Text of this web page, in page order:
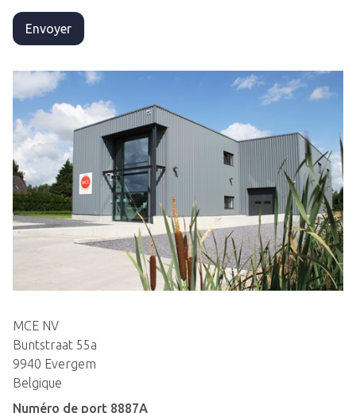
Envoyer
MCE NV
Buntstraat 55a
9940 Evergem
Belgique
Numéro de port 8887A